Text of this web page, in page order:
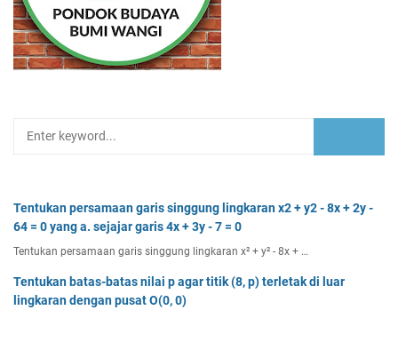
Tentukan persamaan garis singgung lingkaran x2 + y2 - 8x + 2y -
64 = 0 yang a. sejajar garis 4x + 3y - 7 = 0
Tentukan persamaan garis singgung lingkaran x² + y² - 8x + …
Tentukan batas-batas nilai p agar titik (8, p) terletak di luar
lingkaran dengan pusat O(0, 0)